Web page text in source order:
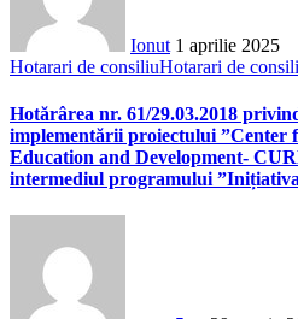
Ionut 1 aprilie 2025
Hotarari de consiliuHotarari de
Hotărârea nr. 61/29.03.2018
implementării proiectului ”Center
Education and Development-
intermediul programului